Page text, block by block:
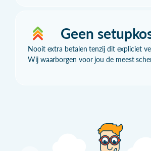
Geen
Nooit extra betalen tenzij dit expliciet
Wij waarborgen voor jou de meest